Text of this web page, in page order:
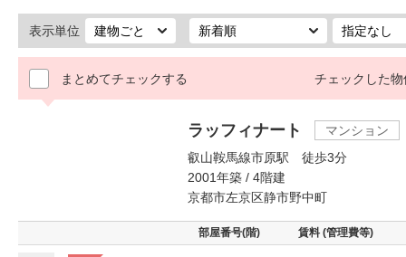
表示単位
まとめてチェックする チェックした物
ラッフィナート
マンション
叡山鞍馬線市原駅 徒歩3分
2001年築 / 4階建
京都市左京区静市野中町
部屋番号(階) 賃料 (管理費等)